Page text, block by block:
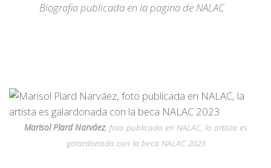
Biografia publicada en la pagina de NALAC
Marisol Plard Narváez, foto publicada en NALAC, la artista es
galardonada con la beca NALAC 2023